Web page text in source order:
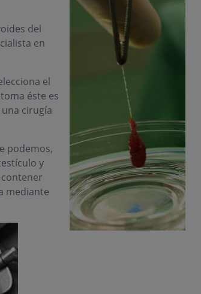
del
en
el
éste es
cirugía
podemos,
y
mediante